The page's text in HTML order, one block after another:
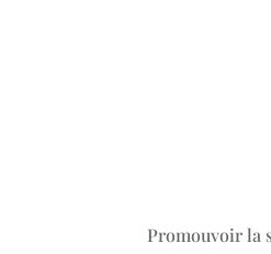
Promouvoir la